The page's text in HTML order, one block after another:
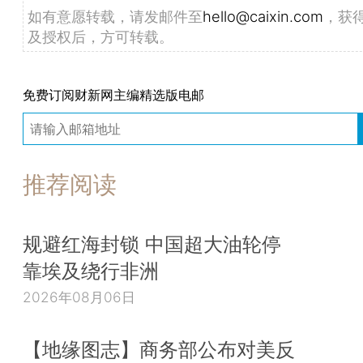
如有意愿转载，请发邮件至hello@caixin.com ，获
及授权后，方可转载。
免费订阅财新网主编精选版电邮
推荐阅读
规避红海封锁 中国超大油轮停
靠埃及绕行非洲
2026年08月06日
【地缘图志】商务部公布对美反